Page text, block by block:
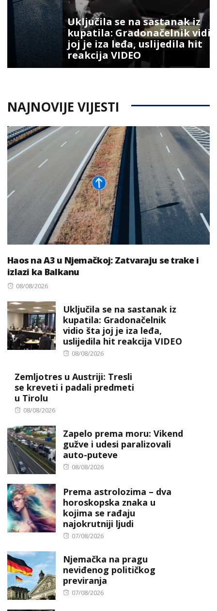
Uključila se na sastanak iz
kupatila: Gradonačelnik vidio šta
joj je iza leđa, uslijedila hit
reakcija VIDEO
NAJNOVIJE VIJESTI
Haos na A3 u Njemačkoj: Zatvaraju se trake i
izlazi ka Balkanu
Posted
08/08/2026
Uključila se na sastanak iz
kupatila: Gradonačelnik
vidio šta joj je iza leđa,
uslijedila hit reakcija VIDEO
Posted
08/08/2026
Zemljotres u Austriji: Tresli
se kreveti i padali predmeti
u Tirolu
Posted
08/08/2026
Zapelo prema moru: Vikend
gužve i udesi paralizovali
auto-puteve
Posted
08/08/2026
Prema astrolozima – dva
horoskopska znaka u
kojima se rađaju
najokrutniji ljudi
Posted
07/08/2026
Njemačka na pragu
neviđenog političkog
previranja
Posted
07/08/2026